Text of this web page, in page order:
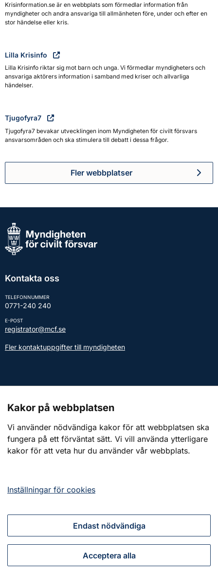
Krisinformation.se är en webbplats som förmedlar information från
myndigheter och andra ansvariga till allmänheten före, under och efter en
stor händelse eller kris.
Lilla Krisinfo
Lilla Krisinfo riktar sig mot barn och unga. Vi förmedlar myndigheters och
ansvariga aktörers information i samband med kriser och allvarliga
händelser.
Tjugofyra7
Tjugofyra7 bevakar utvecklingen inom Myndigheten för civilt försvars
ansvarsområden och ska stimulera till debatt i dessa frågor.
Fler webbplatser
Kontakta oss
TELEFONNUMMER
0771-240 240
E-POST
registrator@mcf.se
Fler kontaktuppgifter till myndigheten
Webbplatsen
Om webbplatsen
Kakor på webbplatsen
Vi använder nödvändiga kakor för att webbplatsen ska
fungera på ett förväntat sätt. Vi vill använda ytterligare
kakor för att veta hur du använder vår webbplats.
Inställningar för cookies
Endast nödvändiga
Acceptera alla